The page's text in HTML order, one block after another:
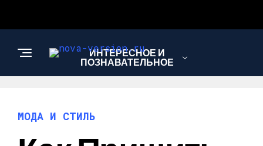
ИНТЕРЕСНОЕ И
ПОЗНАВАТЕЛЬНОЕ
МОДА И СТИЛЬ
МОДА И СТИЛЬ